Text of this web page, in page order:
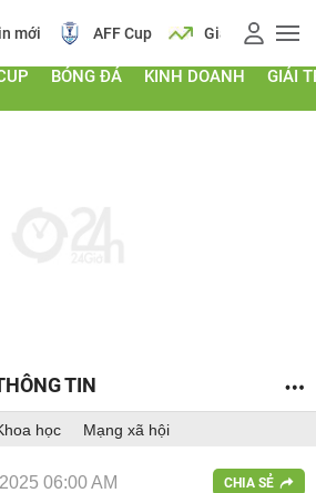
mới AFF Cup Giá vàng
BÓNG ĐÁ KINH DOANH GIẢI
TIN
học Mạng xã hội
06:00 AM CHIA SẺ